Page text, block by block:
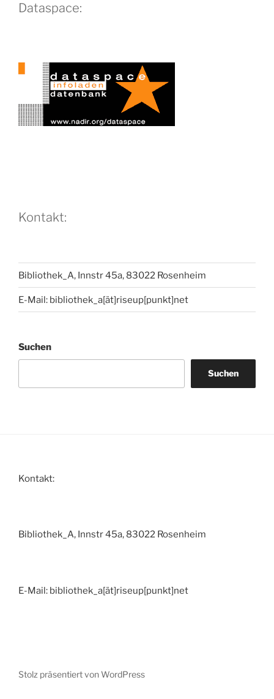
Dataspace:
Kontakt:
Bibliothek_A, Innstr 45a, 83022 Rosenheim
E-Mail: bibliothek_a[ät]riseup[punkt]net
Suchen
Suchen
Kontakt:
Bibliothek_A, Innstr 45a, 83022 Rosenheim
E-Mail: bibliothek_a[ät]riseup[punkt]net
Stolz präsentiert von WordPress